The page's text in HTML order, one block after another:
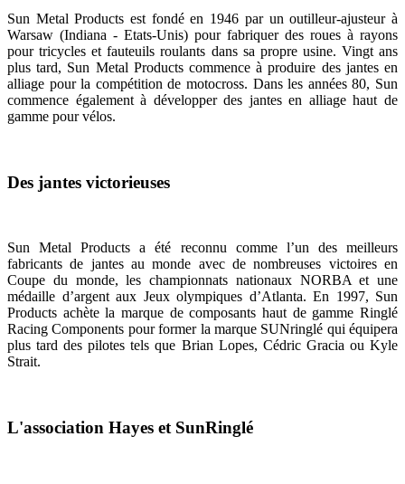
Sun Metal Products est fondé en 1946 par un outilleur-ajusteur à
Warsaw (Indiana - Etats-Unis) pour fabriquer des roues à rayons
pour tricycles et fauteuils roulants dans sa propre usine. Vingt ans
plus tard, Sun Metal Products commence à produire des jantes en
alliage pour la compétition de motocross. Dans les années 80, Sun
commence également à développer des jantes en alliage haut de
gamme pour vélos.
Des jantes victorieuses
Sun Metal Products a été reconnu comme l’un des meilleurs
fabricants de jantes au monde avec de nombreuses victoires en
Coupe du monde, les championnats nationaux NORBA et une
médaille d’argent aux Jeux olympiques d’Atlanta. En 1997, Sun
Products achète la marque de composants haut de gamme Ringlé
Racing Components pour former la marque SUNringlé qui équipera
plus tard des pilotes tels que Brian Lopes, Cédric Gracia ou Kyle
Strait.
L'association Hayes et SunRinglé